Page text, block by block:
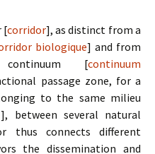
[corridor], as distinct from a
biologique] and from
[continuum
passage zone, for a
to the same milieu
between several natural
thus connects different
the dissemination and